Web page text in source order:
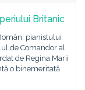
Britanic
pianistului
de Comandor al
de Regina Marii
o binemeritată